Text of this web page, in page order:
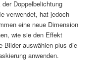
Doppelbelichtung
verwendet, hat jedoch
eine neue Dimension
wie sie den Effekt
Bilder auswählen plus die
anwenden.